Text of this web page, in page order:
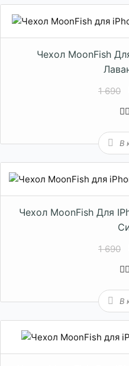
Чехол MoonFish
1 690
В
Чехол MoonFish Для
1 690
В